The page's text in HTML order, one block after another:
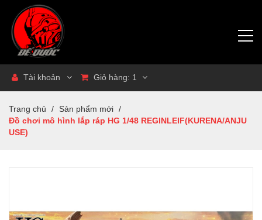
Tài khoản Giỏ hàng: 1
Trang chủ / Sản phẩm mới /
Đồ chơi mô hình lắp ráp HG 1/48 REGINLEIF(KURENA/ANJU
USE)